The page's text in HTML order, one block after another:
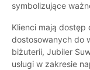
symbolizujące
Klienci mają
dostosowanych do
biżuterii, Jubiler
usługi w zakresie